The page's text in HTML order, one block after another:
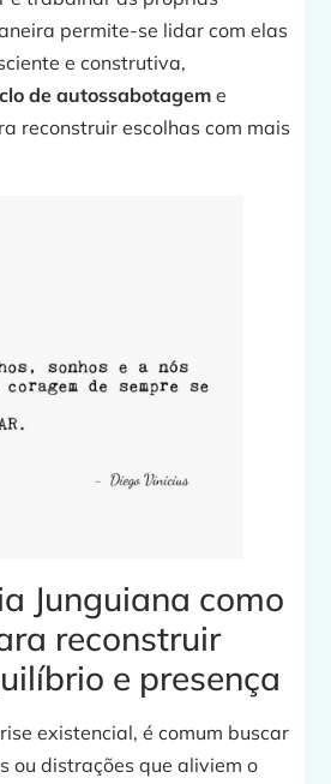
permite-se lidar com elas
e construtiva,
de autossabotageme
reconstruir escolhas com mais
Junguiana como
reconstruir
e presença
existencial, é comum buscar
ou distrações que aliviem o